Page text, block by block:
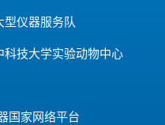
型仪器服务队
科技大学实验动物中心
国家网络平台